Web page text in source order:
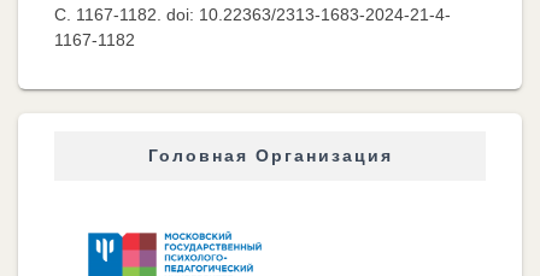
C. 1167-1182. doi: 10.22363/2313-1683-2024-21-4-
1167-1182
Головная Организация